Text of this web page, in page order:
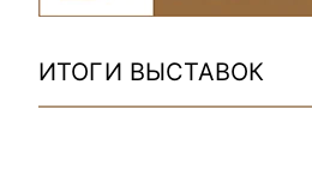
ИТОГИ ВЫСТАВОК